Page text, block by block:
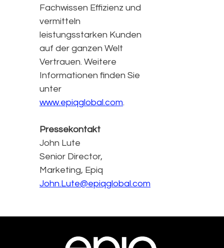
Fachwissen Effizienz und
vermitteln
leistungsstarken Kunden
auf der ganzen Welt
Vertrauen. Weitere
Informationen finden Sie
unter
www.epiqglobal.com.
Pressekontakt
John Lute
Senior Director,
Marketing, Epiq
John.Lute@epiqglobal.com